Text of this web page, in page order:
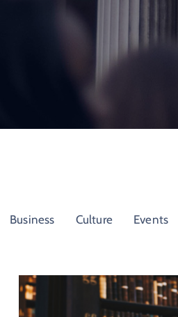
Business Culture Events